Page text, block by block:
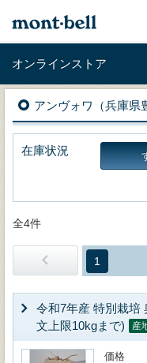
オンラインストア
アンヴォワ（兵庫県
在庫状況
全4件
1
令和7年産 特別栽培
文上限10kgまで)
産
価格